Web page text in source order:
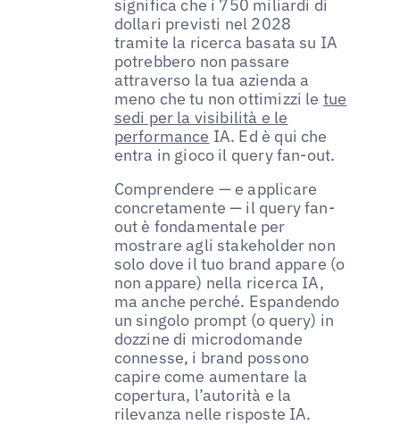
significa che i 750 miliardi di
dollari previsti nel 2028
tramite la ricerca basata su IA
potrebbero non passare
attraverso la tua azienda a
meno che tu non ottimizzi le tue
sedi per la visibilità e le
performance IA. Ed è qui che
entra in gioco il query fan-out.
Comprendere — e applicare
concretamente — il query fan-
out è fondamentale per
mostrare agli stakeholder non
solo dove il tuo brand appare (o
non appare) nella ricerca IA,
ma anche perché. Espandendo
un singolo prompt (o query) in
dozzine di microdomande
connesse, i brand possono
capire come aumentare la
copertura, l’autorità e la
rilevanza nelle risposte IA.